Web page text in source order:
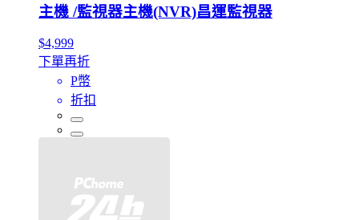
主機 /監視器主機(NVR)昌運監視器
$4,999
下單再折
P幣
折扣